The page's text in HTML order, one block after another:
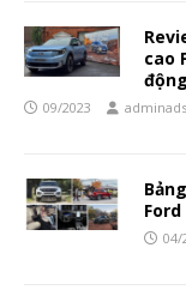
cao
09/2023 adminads
04/